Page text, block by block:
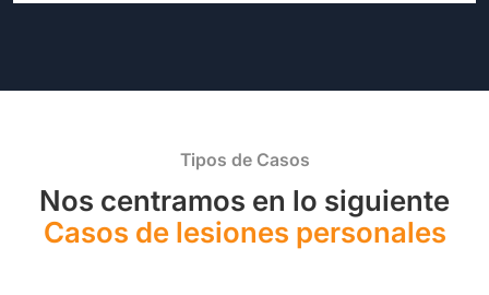
Tipos de Casos
Nos centramos en lo siguiente
Casos de lesiones personales